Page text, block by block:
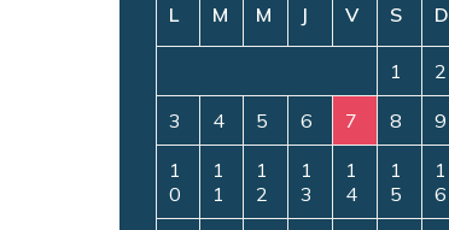
L M M J V S D
1 2
3 4 5 6 7 8 9
1
0
1
1
1
2
1
3
1
4
1
5
1
6